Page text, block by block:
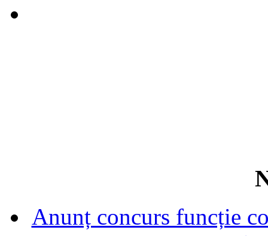
Anunț concurs funcție